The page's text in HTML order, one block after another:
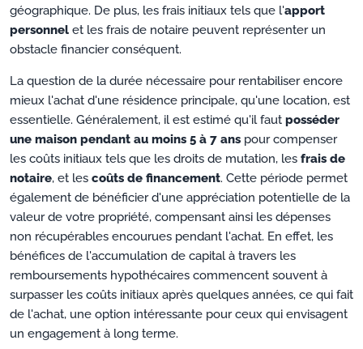
géographique. De plus, les frais initiaux tels que l'apport
personnel et les frais de notaire peuvent représenter un
obstacle financier conséquent.
La question de la durée nécessaire pour rentabiliser encore
mieux l'achat d'une résidence principale, qu'une location, est
essentielle. Généralement, il est estimé qu'il faut posséder
une maison pendant au moins 5 à 7 ans pour compenser
les coûts initiaux tels que les droits de mutation, les frais de
notaire, et les coûts de financement. Cette période permet
également de bénéficier d'une appréciation potentielle de la
valeur de votre propriété, compensant ainsi les dépenses
non récupérables encourues pendant l'achat. En effet, les
bénéfices de l'accumulation de capital à travers les
remboursements hypothécaires commencent souvent à
surpasser les coûts initiaux après quelques années, ce qui fait
de l'achat, une option intéressante pour ceux qui envisagent
un engagement à long terme.